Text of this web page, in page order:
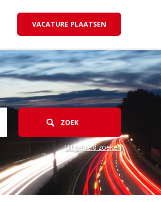
VACATURE PLAATSEN
Uitgebreid zoeken